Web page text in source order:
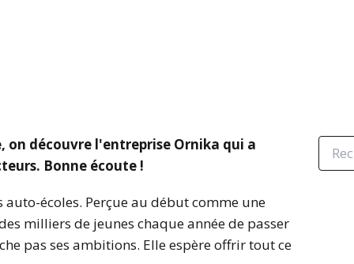
on découvre l'entreprise Ornika qui a
Bonne écoute !
écoles. Perçue au début comme une
milliers de jeunes chaque année de passer
pas ses ambitions. Elle espère offrir tout ce